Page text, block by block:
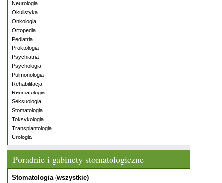
Neurologia
Okulistyka
Onkologia
Ortopedia
Pediatria
Proktologia
Psychiatria
Psychologia
Pulmonologia
Rehabilitacja
Reumatologia
Seksuologia
Stomatologia
Toksykologia
Transplantologia
Urologia
Poradnie i gabinety stomatologiczne
Stomatologia (wszystkie)